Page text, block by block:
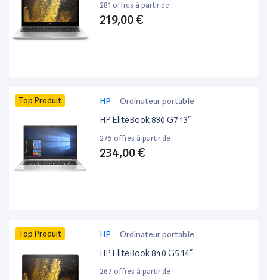
281 offres à partir de :
219,00 €
Top Produit HP - Ordinateur portable
HP EliteBook 830 G7 13”
275 offres à partir de :
234,00 €
Top Produit HP - Ordinateur portable
HP EliteBook 840 G5 14”
267 offres à partir de :